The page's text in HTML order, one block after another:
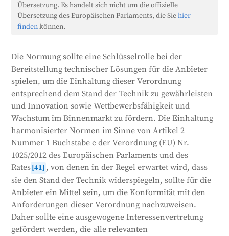
Übersetzung. Es handelt sichnichtum die offizielle
Übersetzung des Europäischen Parlaments, die Siehier
findenkönnen.
Die Normung sollte eine Schlüsselrolle bei der
Bereitstellung technischer Lösungen für die Anbieter
spielen, um die Einhaltung dieser Verordnung
entsprechend dem Stand der Technik zu gewährleisten
und Innovation sowie Wettbewerbsfähigkeit und
Wachstum im Binnenmarkt zu fördern. Die Einhaltung
harmonisierter Normen im Sinne von Artikel 2
Nummer 1 Buchstabe c der Verordnung (EU) Nr.
1025/2012 des Europäischen Parlaments und des
Rates[41] , von denen in der Regel erwartet wird, dass
sie den Stand der Technik widerspiegeln, sollte für die
Anbieter ein Mittel sein, um die Konformität mit den
Anforderungen dieser Verordnung nachzuweisen.
Daher sollte eine ausgewogene Interessenvertretung
gefördert werden, die alle relevanten